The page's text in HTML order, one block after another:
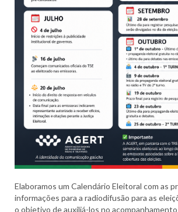
Elaboramos um Calendário Eleitoral com as
informações para a radiodifusão para as
o objetivo de auxiliá-los no